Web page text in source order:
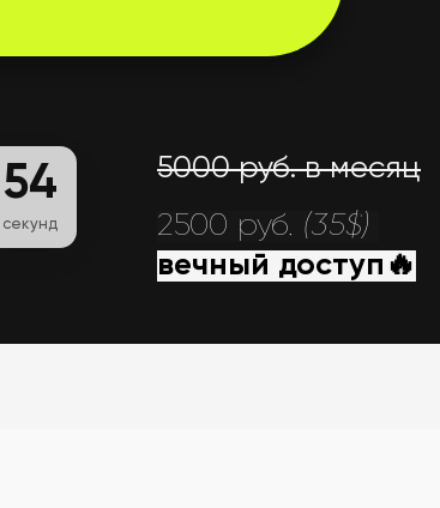
5000 руб. в месяц
53
секунд 2500 руб. (35$)
вечный доступ🔥